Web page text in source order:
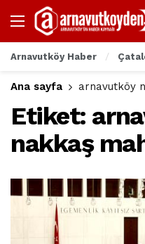
Arnavutköy Haber
Ana sayfa arnavutköy
Etiket:
nakkaş